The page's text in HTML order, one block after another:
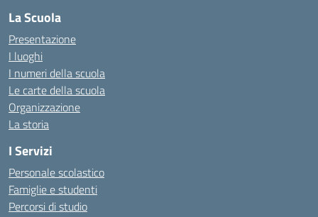
La Scuola
Presentazione
I luoghi
I numeri della scuola
Le carte della scuola
Organizzazione
La storia
I Servizi
Personale scolastico
Famiglie e studenti
Percorsi di studio